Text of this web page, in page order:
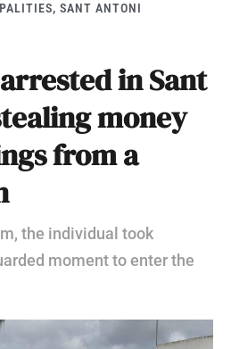
, SANT ANTONI
in Sant
money
from a
the individual took
moment to enter the